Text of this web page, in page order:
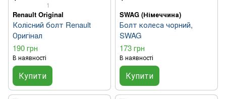
1
Renault Original
Колісний болт Renault
Оригінал
190 грн
В наявності
Купити
SWAG (Німеччина)
Болт колеса чорний,
SWAG
173 грн
В наявності
Купити